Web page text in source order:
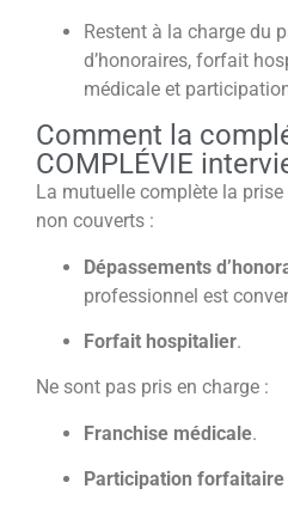
Restent à la charge du
d’honoraires, forfait
médicale et
Comment la
COMPLÉVIE
La mutuelle complète la
non couverts :
Dépassements
professionnel est
Forfait hospitalier.
Ne sont pas pris en charge :
Franchise médicale.
Participation forfaitaire